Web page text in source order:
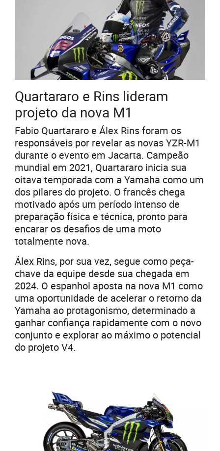
Quartararo e Rins lideram
projeto da nova M1
Fabio Quartararo e Álex Rins foram os
responsáveis por revelar as novas YZR-M1
durante o evento em Jacarta. Campeão
mundial em 2021, Quartararo inicia sua
oitava temporada com a Yamaha como um
dos pilares do projeto. O francês chega
motivado após um período intenso de
preparação física e técnica, pronto para
encarar os desafios de uma moto
totalmente nova.
Álex Rins, por sua vez, segue como peça-
chave da equipe desde sua chegada em
2024. O espanhol aposta na nova M1 como
uma oportunidade de acelerar o retorno da
Yamaha ao protagonismo, determinado a
ganhar confiança rapidamente com o novo
conjunto e explorar ao máximo o potencial
do projeto V4.